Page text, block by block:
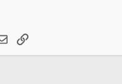
EmailLink